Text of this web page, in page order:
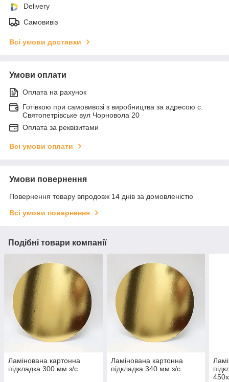
Delivery
Самовивіз
Всі умови доставки
Умови оплати
Оплата на рахунок
Готівкою при самовивозі з виробництва за адресою с.
Святопетрівське вул Чорновола 20
Оплата за реквізитами
Всі умови оплати
Умови повернення
Повернення товару впродовж 14 днів за домовленістю
Всі умови повернення
Подібні товари компанії
Ламінована картонна
підкладка 300 мм з/с
Ламінована картонна
підкладка 340 мм з/с